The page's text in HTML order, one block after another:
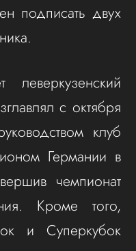
подписать двух
с октября
клуб
Германии в
чемпионат
Кроме того,
и Суперкубок